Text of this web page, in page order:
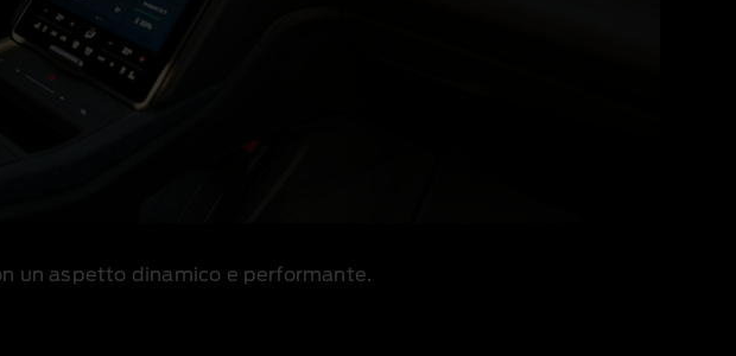
un aspetto dinamico e performante.